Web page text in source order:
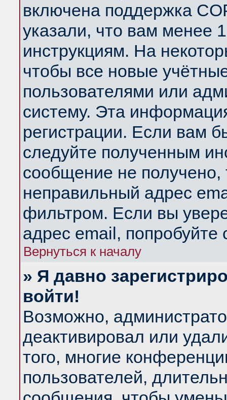
включена поддержка
указали, что вам менее
инструкциям. На
чтобы все новые
пользователями или
систему. Эта
регистрации. Если вам
следуйте полученным
сообщение не получено,
неправильный адрес
фильтром. Если вы
адрес email, попробуйте
Вернуться к началу
» Я давно
войти!
Возможно,
деактивировал или
того, многие
пользователей,